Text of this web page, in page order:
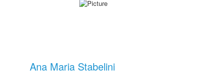
Ana Maria Stabelini